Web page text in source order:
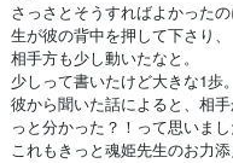
さっさとそうすればよかった
生が彼の背中を押して下さり、
相手方も少し動いたなと。
少しって書いたけど大きな1歩。
彼から聞いた話によると、相
っと分かった？！って思いま
これもきっと魂姫先生のお力添